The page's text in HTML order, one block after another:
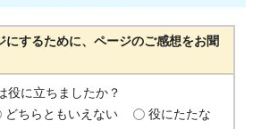
にするために、ページのご感想をお聞
役に立ちましたか？
どちらともいえない
役にたたな